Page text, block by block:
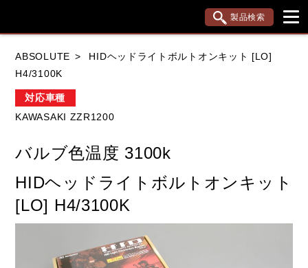
製品検索
HONDA YAMAHA
KAWASAKI APRILIA
KTM TRIUMPH
閉じる
ABSOLUTE
HIDヘッドライトボルトオンキット [LO]
H4/3100K
対応車種
KAWASAKI ZZR1200
バルブ色温度 3100k
HIDヘッドライトボルトオンキット
[LO] H4/3100K